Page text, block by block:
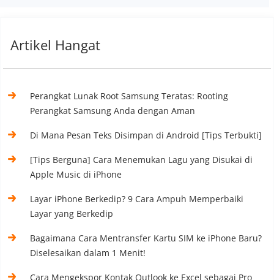
Artikel Hangat
Perangkat Lunak Root Samsung Teratas: Rooting
Perangkat Samsung Anda dengan Aman
Di Mana Pesan Teks Disimpan di Android [Tips Terbukti]
[Tips Berguna] Cara Menemukan Lagu yang Disukai di
Apple Music di iPhone
Layar iPhone Berkedip? 9 Cara Ampuh Memperbaiki
Layar yang Berkedip
Bagaimana Cara Mentransfer Kartu SIM ke iPhone Baru?
Diselesaikan dalam 1 Menit!
Cara Mengekspor Kontak Outlook ke Excel sebagai Pro